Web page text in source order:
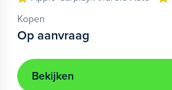
Kopen
Op aanvraag
Bekijken